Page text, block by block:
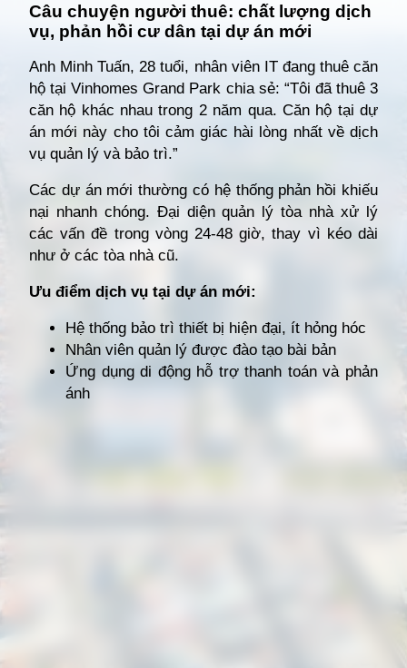
Câu chuyện người thuê: chất lượng dịch
vụ, phản hồi cư dân tại dự án mới
Anh Minh Tuấn, 28 tuổi, nhân viên IT đang thuê căn
hộ tại Vinhomes Grand Park chia sẻ: “Tôi đã thuê 3
căn hộ khác nhau trong 2 năm qua. Căn hộ tại dự
án mới này cho tôi cảm giác hài lòng nhất về dịch
vụ quản lý và bảo trì.”
Các dự án mới thường có hệ thống phản hồi khiếu
nại nhanh chóng. Đại diện quản lý tòa nhà xử lý
các vấn đề trong vòng 24-48 giờ, thay vì kéo dài
như ở các tòa nhà cũ.
Ưu điểm dịch vụ tại dự án mới:
Hệ thống bảo trì thiết bị hiện đại, ít hỏng hóc
Nhân viên quản lý được đào tạo bài bản
Ứng dụng di động hỗ trợ thanh toán và phản
ánh